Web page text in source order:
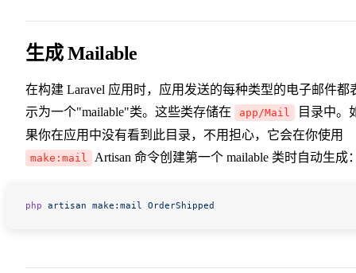
生成 Mailable
在构建 Laravel 应用时，应用发送的每种类型的电子邮件都
示为一个"mailable"类。这些类存储在
app/Mail
目录中。
果你在应用中没有看到此目录，不用担心，它会在你使用
make:mail Artisan 命令创建第一个 mailable 类时自动生成
php artisan make:mail OrderShipped